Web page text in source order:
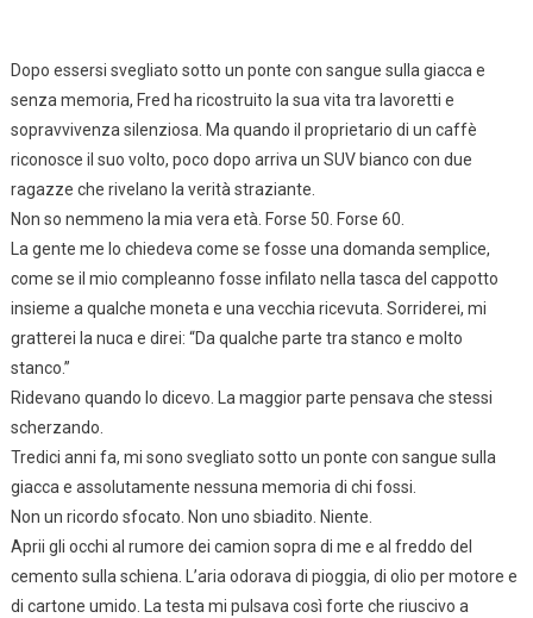
Dopo essersi svegliato sotto un ponte con sangue sulla giacca e
senza memoria, Fred ha ricostruito la sua vita tra lavoretti e
sopravvivenza silenziosa. Ma quando il proprietario di un caffè
riconosce il suo volto, poco dopo arriva un SUV bianco con due
ragazze che rivelano la verità straziante.
Non so nemmeno la mia vera età. Forse 50. Forse 60.
La gente me lo chiedeva come se fosse una domanda semplice,
come se il mio compleanno fosse infilato nella tasca del cappotto
insieme a qualche moneta e una vecchia ricevuta. Sorriderei, mi
gratterei la nuca e direi: “Da qualche parte tra stanco e molto
stanco.”
Ridevano quando lo dicevo. La maggior parte pensava che stessi
scherzando.
Tredici anni fa, mi sono svegliato sotto un ponte con sangue sulla
giacca e assolutamente nessuna memoria di chi fossi.
Non un ricordo sfocato. Non uno sbiadito. Niente.
Aprii gli occhi al rumore dei camion sopra di me e al freddo del
cemento sulla schiena. L’aria odorava di pioggia, di olio per motore e
di cartone umido. La testa mi pulsava così forte che riuscivo a